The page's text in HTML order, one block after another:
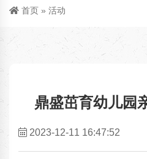
首页 » 活动
鼎盛茁育幼儿园
2023-12-11 16:47:52